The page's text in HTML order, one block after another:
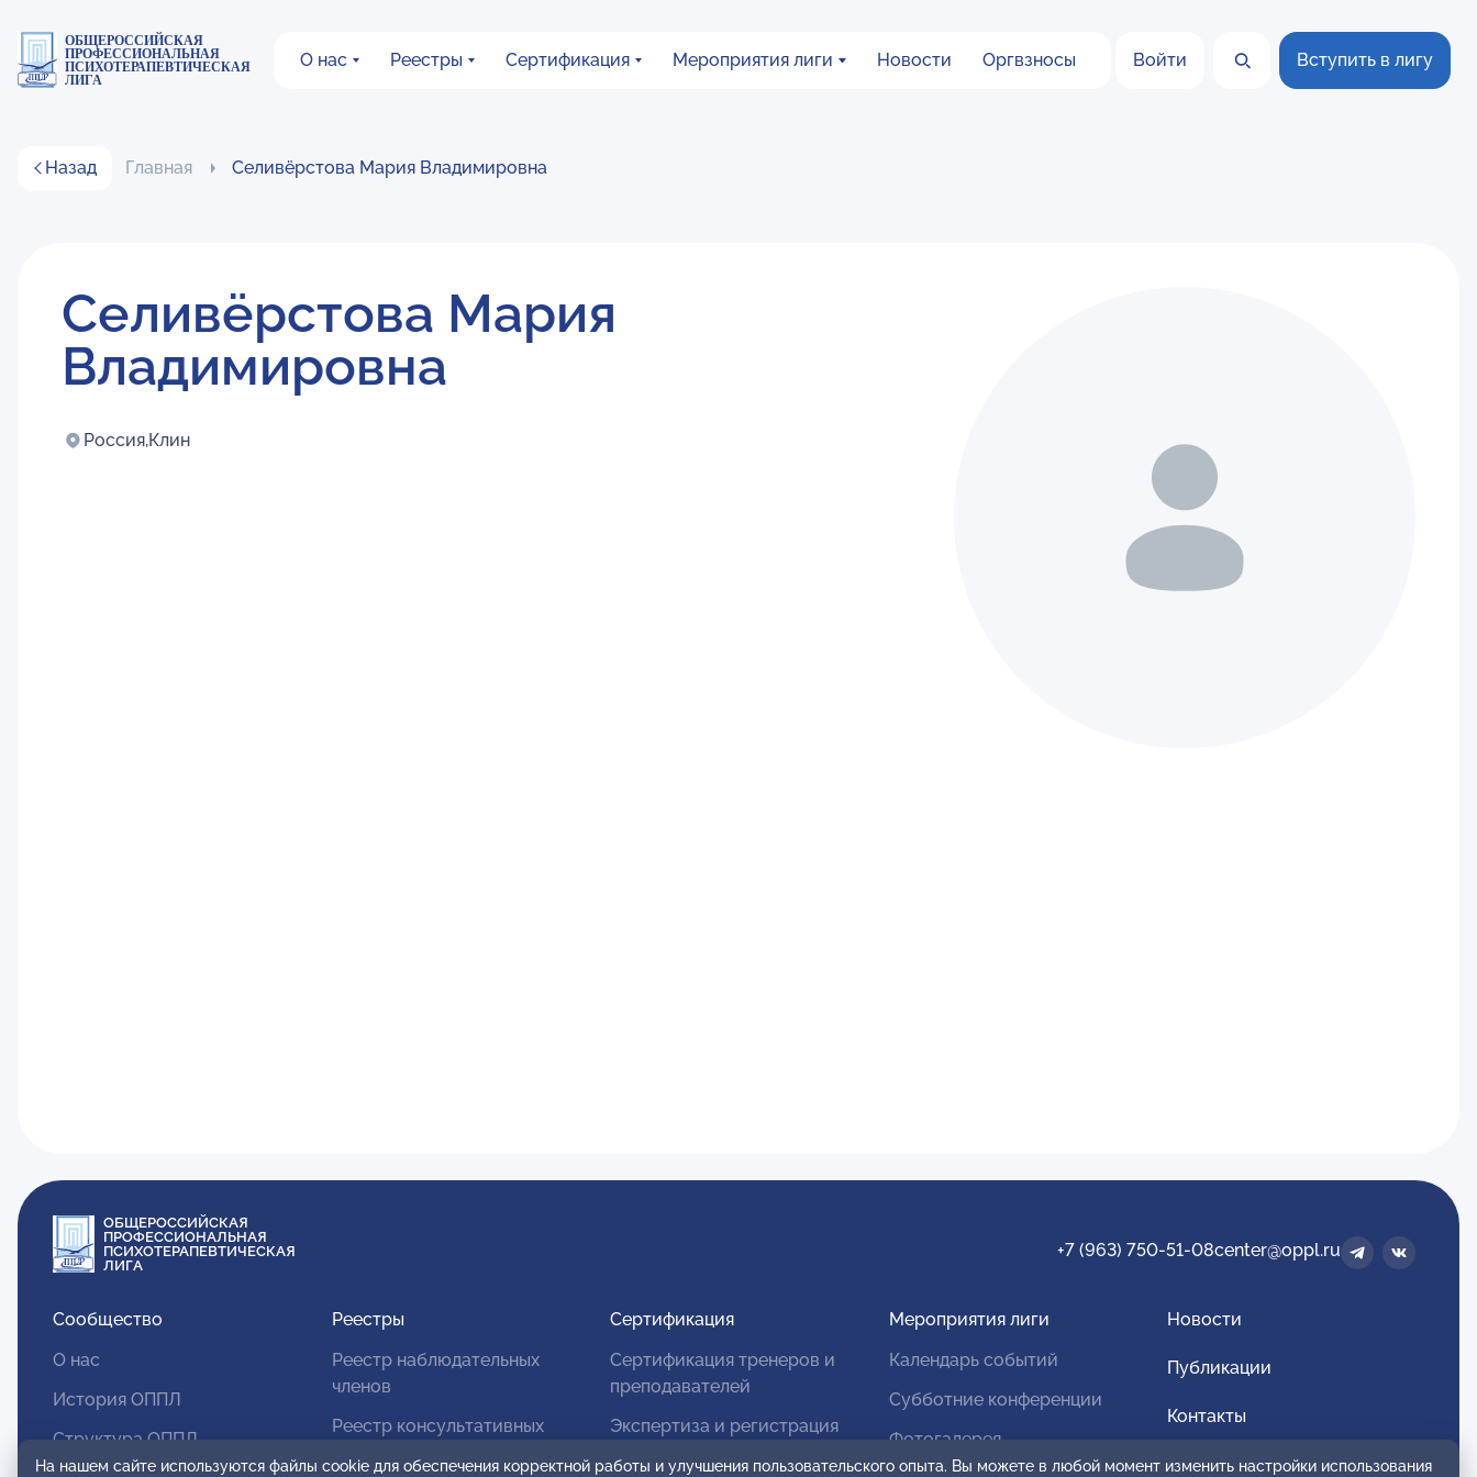
ОБЩЕРОССИЙСКАЯ
ПРОФЕССИОНАЛЬНАЯ
ПСИХОТЕРАПЕВТИЧЕСКАЯ
ЛИГА
О нас Реестры Сертификация Мероприятия лиги Новости Оргвзносы Войти Вступить в лигу
Назад Главная Селивёрстова Мария Владимировна
Селивёрстова Мария
Владимировна
Россия,Клин
ОБЩЕРОССИЙСКАЯ
ПРОФЕССИОНАЛЬНАЯ
ПСИХОТЕРАПЕВТИЧЕСКАЯ
ЛИГА
+7 (963) 750-51-08center@oppl.ru
Сообщество
О нас
История ОППЛ
Структура ОППЛ
Реестры
Реестр наблюдательных
членов
Реестр консультативных
Сертификация
Сертификация тренеров и
преподавателей
Экспертиза и регистрация
Мероприятия лиги
Календарь событий
Субботние конференции
Фотогалерея
Новости
Публикации
Контакты
Для спонсоров и партнеров
На нашем сайте используются файлы cookie для обеспечения корректной работы и улучшения пользовательского опыта. Вы можете в любой момент изменить настройки использования